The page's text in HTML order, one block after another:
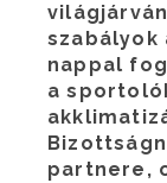
szabályok
nappal
a
partnere,